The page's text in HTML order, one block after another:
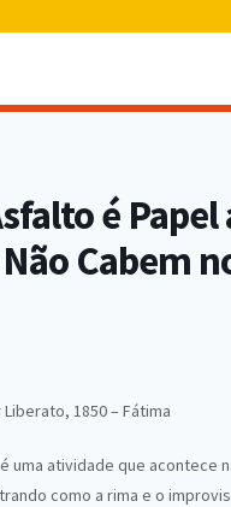
é
Cabem
1850 – Fátima
uma atividade que acontece
como a rima e o